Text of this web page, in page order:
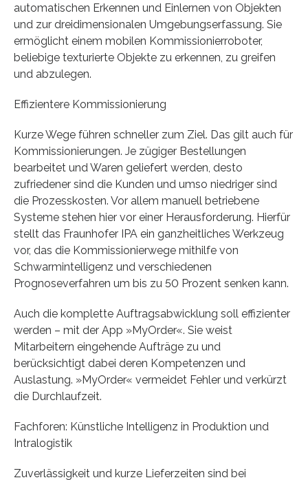
automatischen Erkennen und Einlernen von Objekten
und zur dreidimensionalen Umgebungserfassung. Sie
ermöglicht einem mobilen Kommissionierroboter,
beliebige texturierte Objekte zu erkennen, zu greifen
und abzulegen.
Effizientere Kommissionierung
Kurze Wege führen schneller zum Ziel. Das gilt auch für
Kommissionierungen. Je zügiger Bestellungen
bearbeitet und Waren geliefert werden, desto
zufriedener sind die Kunden und umso niedriger sind
die Prozesskosten. Vor allem manuell betriebene
Systeme stehen hier vor einer Herausforderung. Hierfür
stellt das Fraunhofer IPA ein ganzheitliches Werkzeug
vor, das die Kommissionierwege mithilfe von
Schwarmintelligenz und verschiedenen
Prognoseverfahren um bis zu 50 Prozent senken kann.
Auch die komplette Auftragsabwicklung soll effizienter
werden – mit der App »MyOrder«. Sie weist
Mitarbeitern eingehende Aufträge zu und
berücksichtigt dabei deren Kompetenzen und
Auslastung. »MyOrder« vermeidet Fehler und verkürzt
die Durchlaufzeit.
Fachforen: Künstliche Intelligenz in Produktion und
Intralogistik
Zuverlässigkeit und kurze Lieferzeiten sind bei